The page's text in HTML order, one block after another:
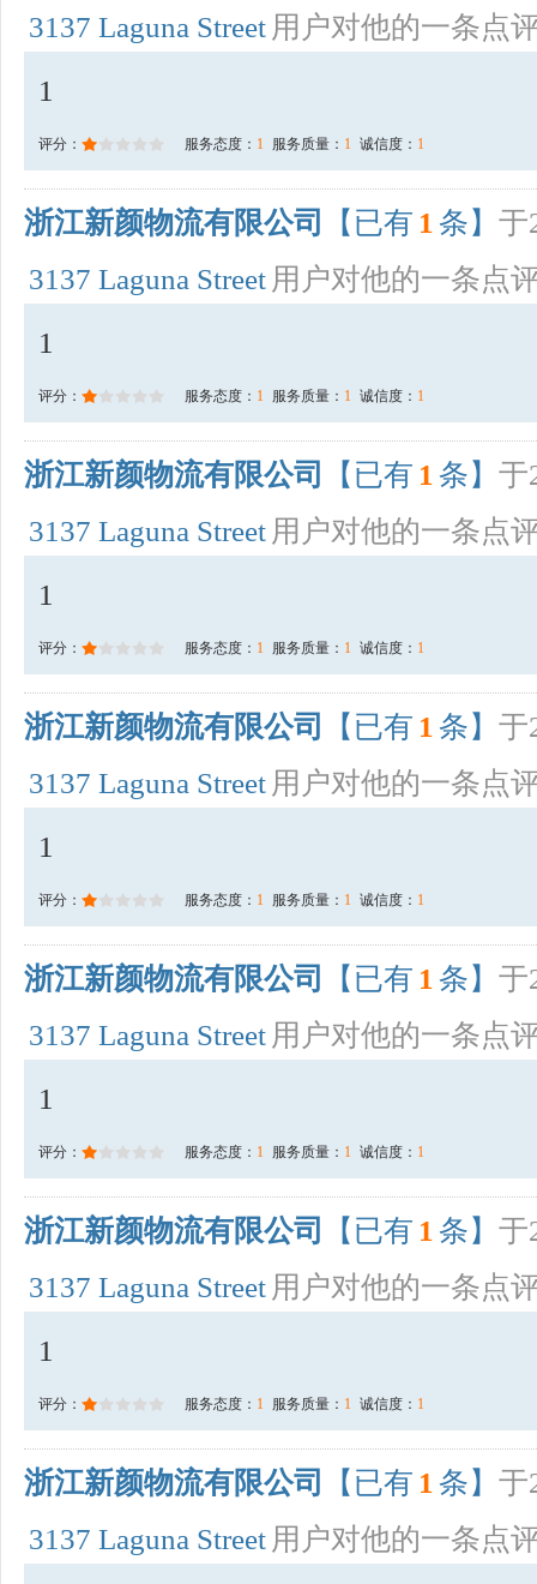
3137 Laguna Street 用户对他的一条点
1
评分： 服务态度： 1 服务质量： 1 诚信度： 1
浙江新颜物流有限公司 【已有 1 条】 于
3137 Laguna Street 用户对他的一条点
1
评分： 服务态度： 1 服务质量： 1 诚信度： 1
浙江新颜物流有限公司 【已有 1 条】 于
3137 Laguna Street 用户对他的一条点
1
评分： 服务态度： 1 服务质量： 1 诚信度： 1
浙江新颜物流有限公司 【已有 1 条】 于
3137 Laguna Street 用户对他的一条点
1
评分： 服务态度： 1 服务质量： 1 诚信度： 1
浙江新颜物流有限公司 【已有 1 条】 于
3137 Laguna Street 用户对他的一条点
1
评分： 服务态度： 1 服务质量： 1 诚信度： 1
浙江新颜物流有限公司 【已有 1 条】 于
3137 Laguna Street 用户对他的一条点
1
评分： 服务态度： 1 服务质量： 1 诚信度： 1
浙江新颜物流有限公司 【已有 1 条】 于
3137 Laguna Street 用户对他的一条点